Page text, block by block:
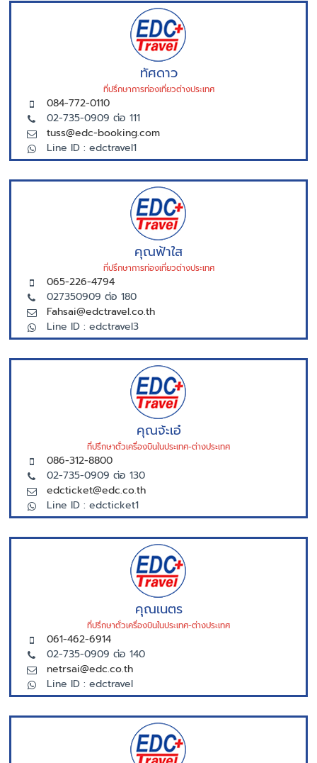
ทัศดาว
ที่ปรึกษาการท่องเที่ยวต่างประเทศ
084-772-0110
02-735-0909 ต่อ 111
tuss@edc-booking.com
Line ID : edctravel1
คุณฟ้าใส
ที่ปรึกษาการท่องเที่ยวต่างประเทศ
065-226-4794
027350909 ต่อ 180
Fahsai@edctravel.co.th
Line ID : edctravel3
คุณจ้ะเอ๋
ที่ปรึกษาตั่วเครื่องบินในประเทศ-ต่างประเทศ
086-312-8800
02-735-0909 ต่อ 130
edcticket@edc.co.th
Line ID : edcticket1
คุณเนตร
ที่ปรึกษาตั่วเครื่องบินในประเทศ-ต่างประเทศ
061-462-6914
02-735-0909 ต่อ 140
netrsai@edc.co.th
Line ID : edctravel